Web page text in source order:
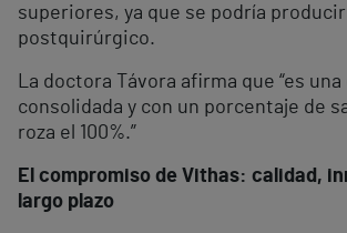
superiores, ya que se podría
postquirúrgico.
La doctora Távora afirma que “es
consolidada y con un porcentaje de
roza el 100%.”
El compromiso de Vithas: calidad,
largo plazo